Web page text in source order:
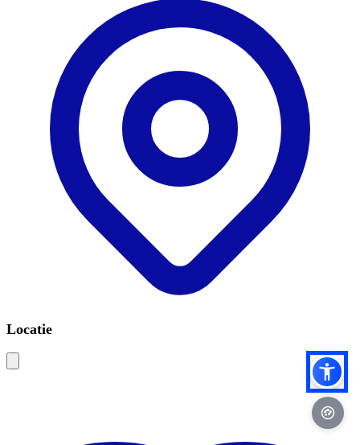
Locatie
|©OSM